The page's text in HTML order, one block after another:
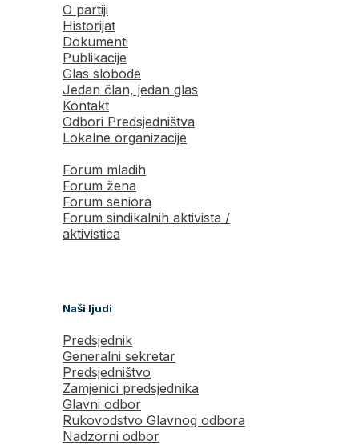
O partiji
Historijat
Dokumenti
Publikacije
Glas slobode
Jedan član, jedan glas
Kontakt
Odbori Predsjedništva
Lokalne organizacije
Forum mladih
Forum žena
Forum seniora
Forum sindikalnih aktivista /
aktivistica
Naši ljudi
Predsjednik
Generalni sekretar
Predsjedništvo
Zamjenici predsjednika
Glavni odbor
Rukovodstvo Glavnog odbora
Nadzorni odbor